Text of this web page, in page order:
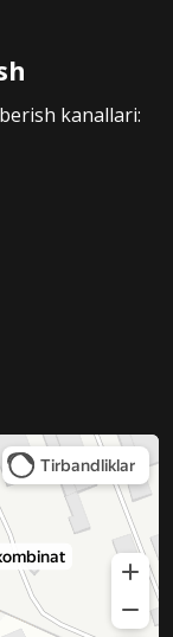
kanallari: